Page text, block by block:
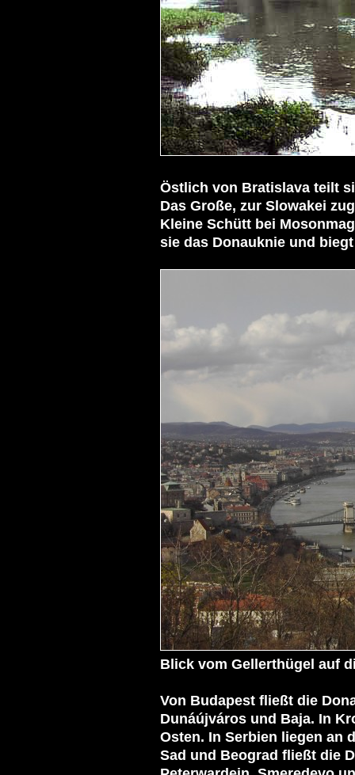
Östlich von Bratislava teilt
Kleine Schütt bei
sie das Donauknie und
Blick vom Gellerthügel auf
Von Budapest fließt die
Dunáújváros und Baja. In
Osten. In Serbien liegen an
Sad und Beograd fließt die